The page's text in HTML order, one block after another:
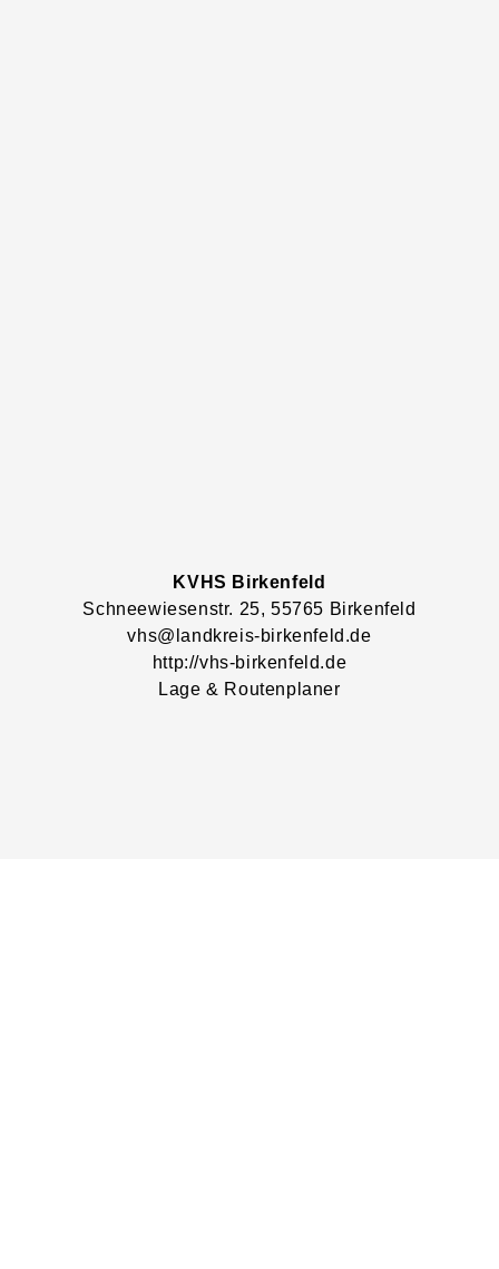
KVHS Birkenfeld
Schneewiesenstr. 25, 55765 Birkenfeld
vhs@landkreis-birkenfeld.de
http://vhs-birkenfeld.de
Lage & Routenplaner